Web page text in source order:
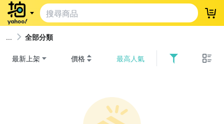
登
全部分類
最新上架 價格 最高人氣